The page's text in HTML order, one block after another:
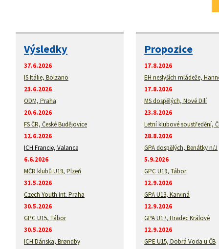
Výsledky
37.6.2026
IS Itálie, Bolzano
23.6.2026
ODM, Praha
20.6.2026
FS ČR, České Budějovice
12.6.2026
ICH Francie, Valance
6.6.2026
MČR klubů U19, Plzeň
31.5.2026
Czech Youth Int. Praha
30.5.2026
GPC U15, Tábor
30.5.2026
ICH Dánska, Brøndby
Propozice
17.8.2026
EH neslyších mládeže,
17.8.2026
MS dospělých, Nové Dilí
23.8.2026
Letní klubové soustředění,
28.8.2026
GPA dospělých, Benátky n/J
5.9.2026
GPC U19, Tábor
12.9.2026
GPA U13, Karviná
12.9.2026
GPA U17, Hradec Králové
12.9.2026
GPE U15, Dobrá Voda u ČB